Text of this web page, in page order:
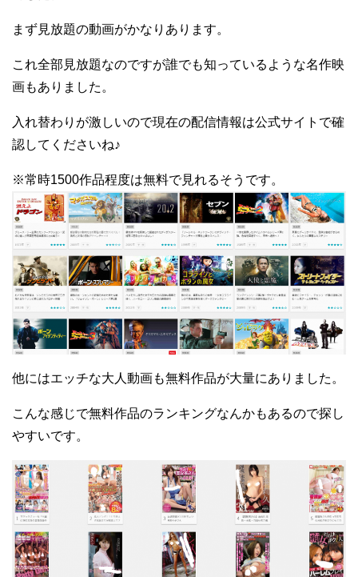
まず見放題の動画がかなりあります。
これ全部見放題なのですが誰でも知っているような名作映
画もありました。
入れ替わりが激しいので現在の配信情報は公式サイトで確
認してくださいね♪
※常時1500作品程度は無料で見れるそうです。
他にはエッチな大人動画も無料作品が大量にありました。
こんな感じで無料作品のランキングなんかもあるので探し
やすいです。